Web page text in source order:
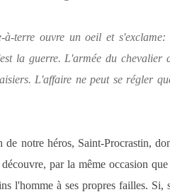
terre ouvre un oeil et s'exclame:
la guerre. L'armée du chevalier
L'affaire ne peut se régler
de notre héros, Saint-Procrastin,
par la même occasion que
l'homme à ses propres failles. Si,